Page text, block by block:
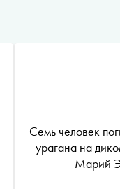
Семь человек
урагана на
Марий